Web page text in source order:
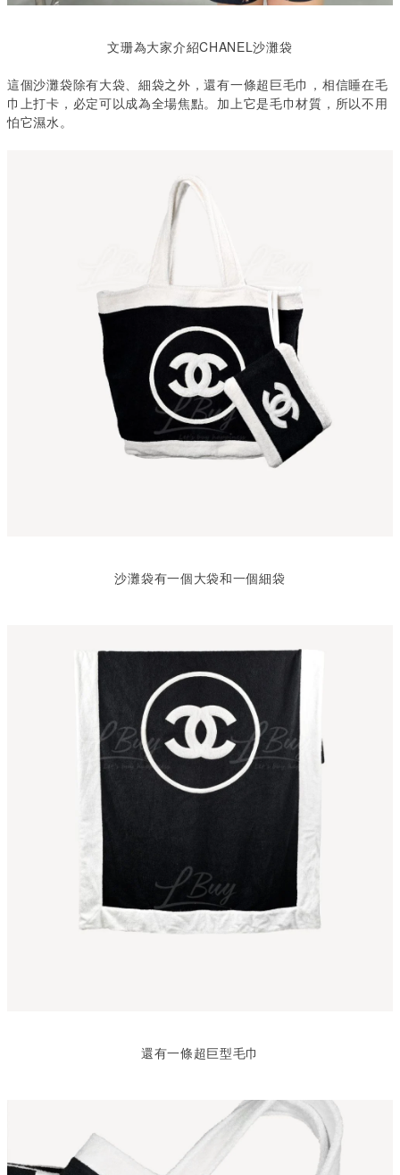
文珊為大家介紹CHANEL沙灘袋
這個沙灘袋除有大袋、細袋之外，還有一條超巨毛巾，相信睡在毛
巾上打卡，必定可以成為全場焦點。加上它是毛巾材質，所以不用
怕它濕水。
沙灘袋有一個大袋和一個細袋
還有一條超巨型毛巾